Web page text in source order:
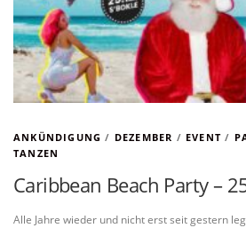
ANKÜNDIGUNG / DEZEMBER / EVENT /
TANZEN
Caribbean Beach Party –
Alle Jahre wieder und nicht erst seit gestern